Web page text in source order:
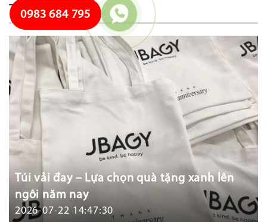
Tin nổi bật
Túi vải đay – Lựa chọn quà tặng xanh lên
ngôi năm nay
2026-07-22 14:47:30
0983 684 795